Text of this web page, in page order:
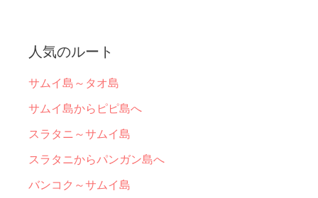
人気のルート
サムイ島～タオ島
サムイ島からピピ島へ
スラタニ～サムイ島
スラタニからパンガン島へ
バンコク～サムイ島